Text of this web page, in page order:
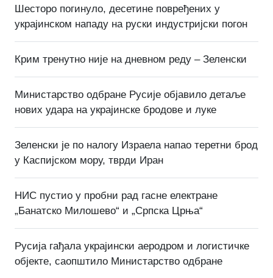
Шесторо погинуло, десетине повређених у
украјинском нападу на руски индустријски погон
Крим тренутно није на дневном реду – Зеленски
Министарство одбране Русије објавило детаље
нових удара на украјинске бродове и луке
Зеленски је по налогу Израела напао теретни брод
у Каспијском мору, тврди Иран
НИС пустио у пробни рад гасне електране
„Банатско Милошево“ и „Српска Црња“
Русија гађала украјински аеродром и логистичке
објекте, саопштило Министарство одбране